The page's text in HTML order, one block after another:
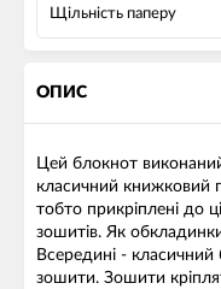
Щільність паперу
ОПИС
Цей блокнот
класичний книжковий
тобто прикріплені до
зошитів. Як
Всередині - класичний
зошити. Зошити